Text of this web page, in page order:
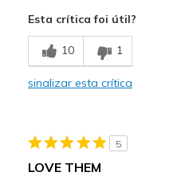
Stylish
Contras
Shoe laces keep coming undone.
Casual Wear
Esta crítica foi útil?
10 1
sinalizar esta crítica
5
LOVE THEM